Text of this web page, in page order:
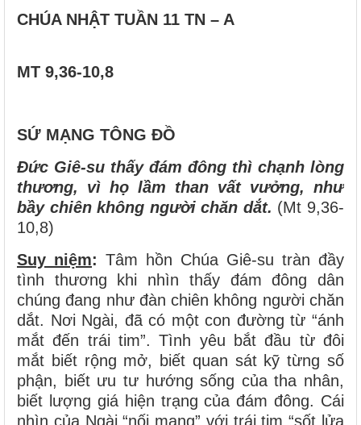
CHÚA NHẬT TUẦN 11 TN – A
MT 9,36-10,8
SỨ MẠNG TÔNG ĐỒ
Đức Giê-su thấy đám đông thì chạnh lòng
thương, vì họ lầm than vất vưởng, như
bầy chiên không người chăn dắt. (Mt 9,36-
10,8)
Suy niệm: Tâm hồn Chúa Giê-su tràn đầy
tình thương khi nhìn thấy đám đông dân
chúng đang như đàn chiên không người chăn
dắt. Nơi Ngài, đã có một con đường từ “ánh
mắt đến trái tim”. Tình yêu bắt đầu từ đôi
mắt biết rộng mở, biết quan sát kỹ từng số
phận, biết ưu tư hướng sống của tha nhân,
biết lượng giá hiện trạng của đám đông. Cái
nhìn của Ngài “nối mạng” với trái tim “sốt lửa